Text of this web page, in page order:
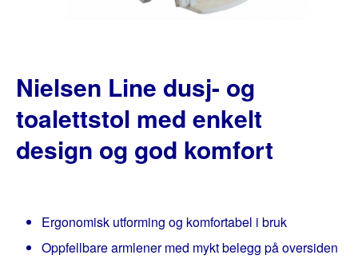
Nielsen Line dusj- og
toalettstol med enkelt
design og god komfort
Ergonomisk utforming og komfortabel i bruk
Oppfellbare armlener med mykt belegg på oversiden